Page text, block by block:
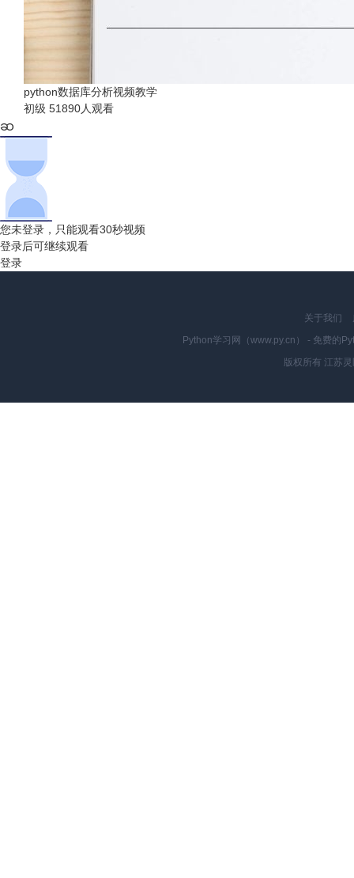
python数据库分析视频教学
初级 51890人观看
您未登录，只能观看30秒视频
登录后可继续观看
登录
关于我们
Python学习网（www.py.cn） - 免费的
版权所有 江苏